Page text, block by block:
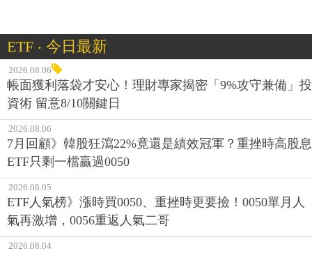
ETF ‧ 今日最新
2026.08.06
帳面獲利落袋才安心！理財專家揭密「9%攻守兼備」投
資術 留意8/10關鍵日
2026.08.06
7月回顧》韓股狂瀉22%竟還是績效冠軍？重挫時高股息
ETF只剩一檔贏過0050
2026.08.05
ETF人氣榜》漲時買0050、重挫時更要撿！0050單月人
氣再激增，0056重返人氣二哥
2026.08.04